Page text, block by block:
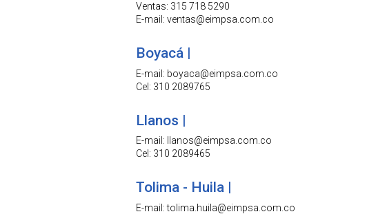
Ventas: 315 718 5290
E-mail: ventas@eimpsa.com.co
Boyacá |
E-mail: boyaca@eimpsa.com.co
Cel: 310 2089765
Llanos |
E-mail: llanos@eimpsa.com.co
Cel: 310 2089465
Tolima - Huila |
E-mail: tolima.huila@eimpsa.com.co